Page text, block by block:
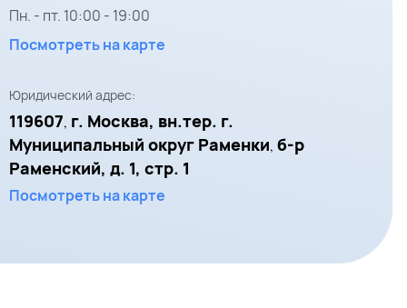
Пн. - пт. 10:00 - 19:00
Посмотреть на карте
Юридический адрес:
119607, г. Москва, вн.тер. г.
Муниципальный округ Раменки, б-р
Раменский, д. 1, стр. 1
Посмотреть на карте